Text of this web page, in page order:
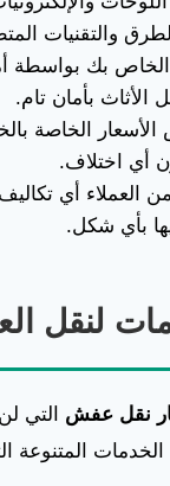
والتقنيات
بك بواسطة
الأثاث بأمان تام.
الخاصة
أي اختلاف.
العملاء أي
بأي شكل.
لنقل
نقل عفش
التي
المتنوعة